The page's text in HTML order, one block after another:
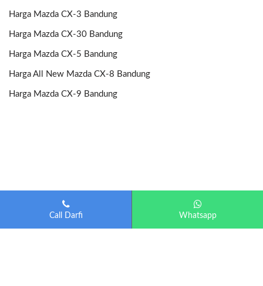
Harga Mazda CX-3 Bandung
Harga Mazda CX-30 Bandung
Harga Mazda CX-5 Bandung
Harga All New Mazda CX-8 Bandung
Harga Mazda CX-9 Bandung
Mazda Bandung Otomotif-Bandung.com
Call Darfi Whatsapp